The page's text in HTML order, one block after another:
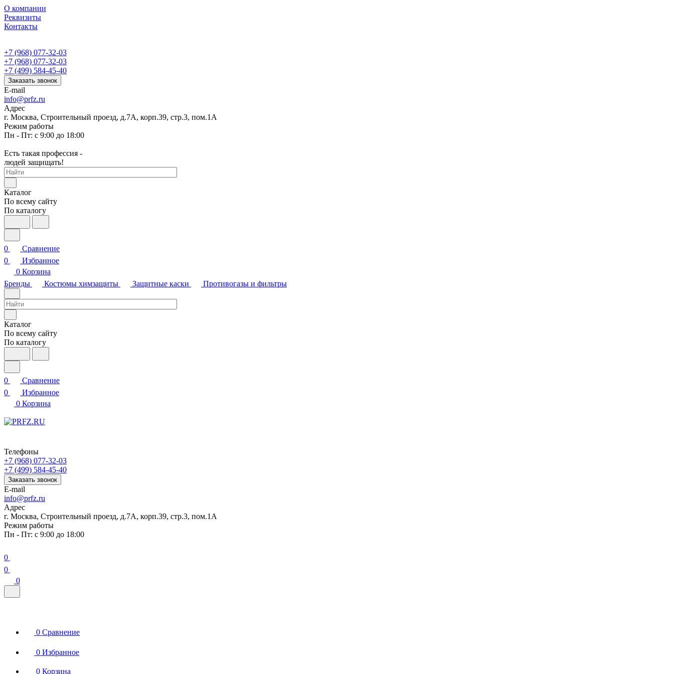
О компании
Реквизиты
Контакты
+7 (968) 077-32-03
+7 (968) 077-32-03
+7 (499) 584-45-40
Заказать звонок
E-mail
info@prfz.ru
Адрес
г. Москва, Строительный проезд, д.7А, корп.39, стр.3, пом.1А
Режим работы
Пн - Пт: с 9:00 до 18:00
Есть такая профессия -
людей защищать!
Каталог
По всему сайту
По каталогу
0
Сравнение
0
Избранное
0 Корзина
Бренды
Костюмы химзащиты Защитные каски Противогазы и фильтры
Каталог
По всему сайту
По каталогу
0
Сравнение
0
Избранное
0 Корзина
Телефоны
+7 (968) 077-32-03
+7 (499) 584-45-40
Заказать звонок
E-mail
info@prfz.ru
Адрес
г. Москва, Строительный проезд, д.7А, корп.39, стр.3, пом.1А
Режим работы
Пн - Пт: с 9:00 до 18:00
0
0
0
0 Сравнение
0 Избранное
0 Корзина